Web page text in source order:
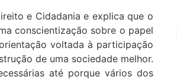
e Cidadania e explica que o
conscientização sobre o papel
voltada à participação
de uma sociedade melhor.
até porque vários dos